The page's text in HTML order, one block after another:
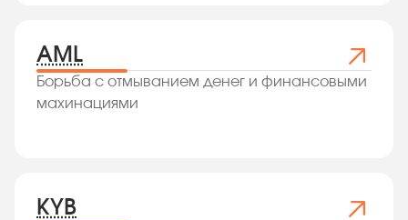
AML
Борьба с отмыванием денег и финансовыми
махинациями
KYB